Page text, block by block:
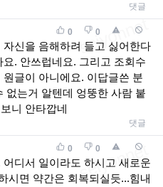
댓글
0 0
신을 음해하려 들고 싫어한다
. 안쓰럽네요. 그리고 조회수
글이 아니에요. 이답글쓴 분
없는거 알텐데 엉뚱한 사람 붙
니 안타깝네
댓글
0 0
디서 일이라도 하시고 새로운
시면 약간은 회복되실듯...힘내